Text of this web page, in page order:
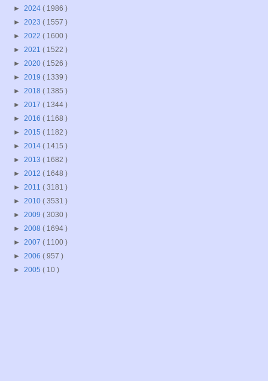
► 2024 ( 1986 )
► 2023 ( 1557 )
► 2022 ( 1600 )
► 2021 ( 1522 )
► 2020 ( 1526 )
► 2019 ( 1339 )
► 2018 ( 1385 )
► 2017 ( 1344 )
► 2016 ( 1168 )
► 2015 ( 1182 )
► 2014 ( 1415 )
► 2013 ( 1682 )
► 2012 ( 1648 )
► 2011 ( 3181 )
► 2010 ( 3531 )
► 2009 ( 3030 )
► 2008 ( 1694 )
► 2007 ( 1100 )
► 2006 ( 957 )
► 2005 ( 10 )